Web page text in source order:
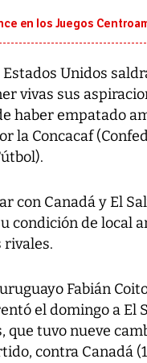
en los Juegos
Unidos
vivas sus
haber empatado
la Concacaf
con Canadá y El
condición de local
rivales.
Fabián
el domingo a El
tuvo nueve
contra Canadá